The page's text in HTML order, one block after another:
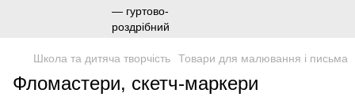
Школа та дитяча творчість Товари для малювання і письма
Фломастери, скетч-маркери